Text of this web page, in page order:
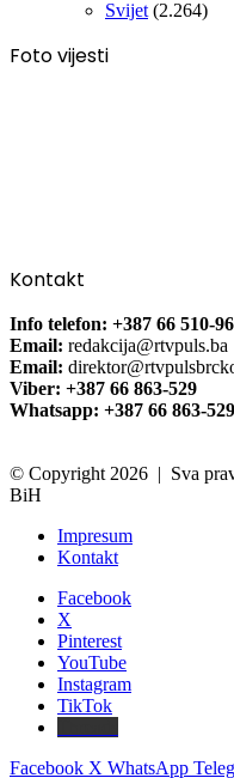
Svijet (2.264)
Foto vijesti
Kontakt
Info telefon: +387 66 510-
Email: redakcija@rtvpuls.ba
Email:
Viber: +387 66 863-529
Whatsapp: +387 66 863-529
© Copyright 2026 | Sva
BiH
Impresum
Kontakt
Facebook
X
Pinterest
YouTube
Instagram
TikTok
Facebook X WhatsApp